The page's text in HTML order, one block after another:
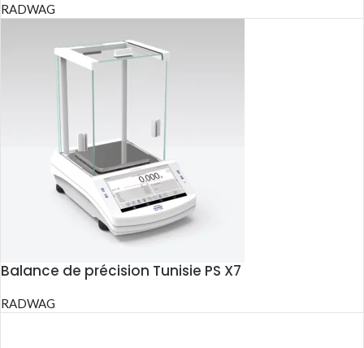
RADWAG
Balance de précision Tunisie PS X7
RADWAG